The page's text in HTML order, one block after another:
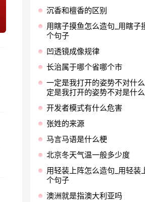
沉香和檀香的区别
用瞎子摸鱼怎么造句_用瞎子
个句子
凹透镜成像规律
长治属于哪个省哪个市
一定是我打开的姿势不对什
定是我打开的姿势不对是什
开发者模式有什么危害
张姓的来源
马言马语是什么梗
北京冬天气温一般多少度
用轻装上阵怎么造句_用轻装
个句子
澳洲就是指澳大利亚吗